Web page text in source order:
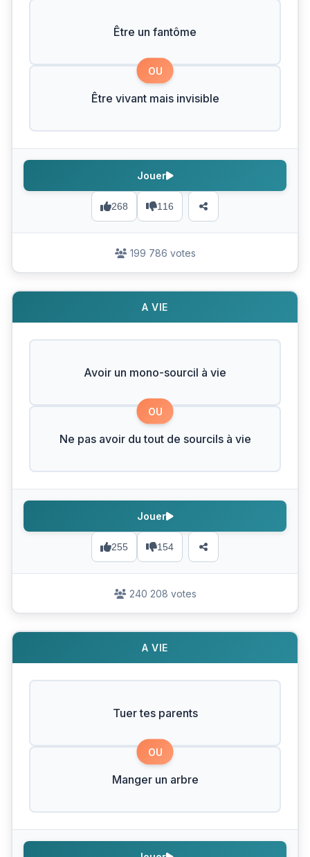
Être un fantôme
OU
Être vivant mais invisible
268 116
Jouer
199 786 votes
A VIE
Avoir un mono-sourcil à vie
OU
Ne pas avoir du tout de sourcils à vie
255 154
Jouer
240 208 votes
A VIE
Tuer tes parents
OU
Manger un arbre